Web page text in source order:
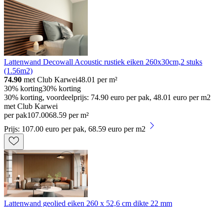
Lattenwand Decowall Acoustic rustiek eiken 260x30cm,2 stuks
(1.56m2)
74.90 met Club Karwei48.01 per m²
30% korting30% korting
30% korting, voordeelprijs: 74.90 euro per pak, 48.01 euro per m2
met Club Karwei
per pak107.0068.59 per m²
Prijs: 107.00 euro per pak, 68.59 euro per m2
Lattenwand geolied eiken 260 x 52,6 cm dikte 22 mm